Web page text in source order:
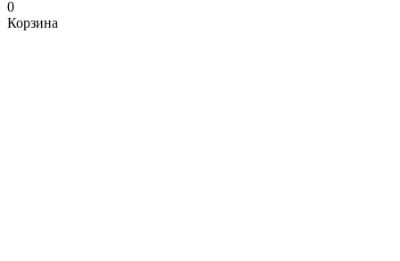
0
Корзина